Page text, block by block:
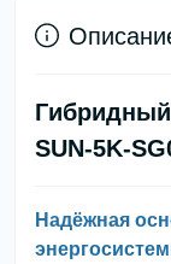
SUN-5K-
Надёжная